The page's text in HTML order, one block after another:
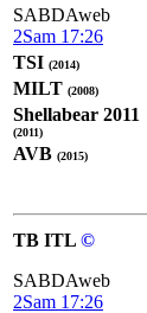
SABDAweb
2Sam 17:26
TSI (2014)
MILT (2008)
Shellabear 2011
(2011)
AVB (2015)
TB ITL ©
SABDAweb
2Sam 17:26